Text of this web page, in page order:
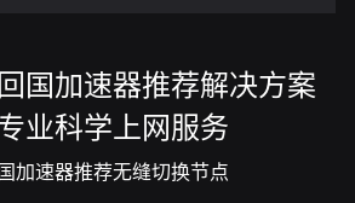
国加速器推荐解决方案
科学上网服务
加速器推荐无缝切换节点